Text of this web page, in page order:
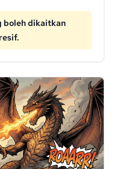
boleh dikaitkan